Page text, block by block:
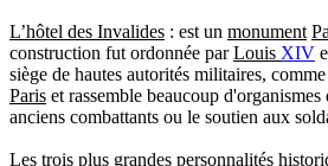
L’hôtel des Invalides : est un monument
construction fut ordonnée parLouis XIV
siège de hautes autorités militaires,
Paris et rassemble beaucoup
anciens combattants ou le soutien aux
Les trois plus grandes personnalités